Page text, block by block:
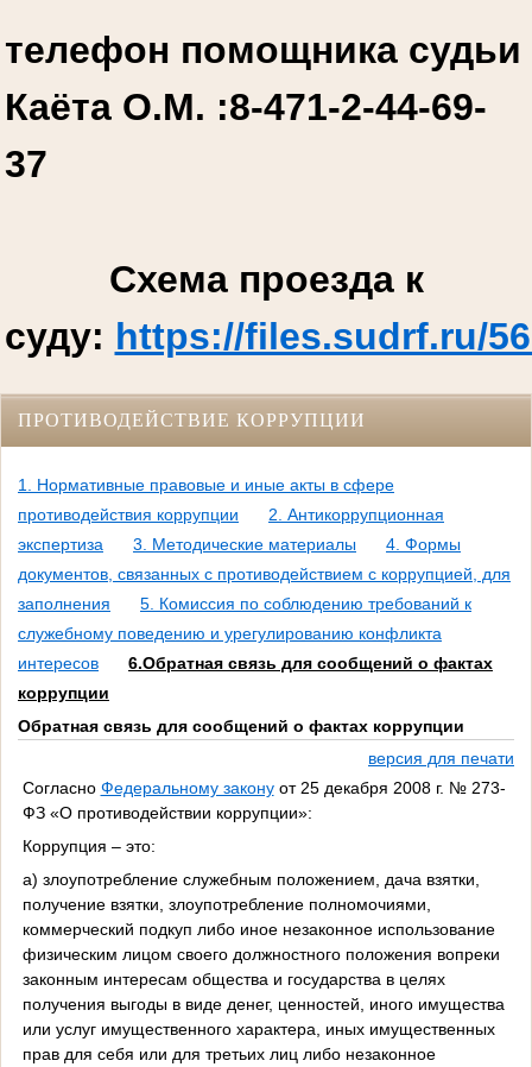
телефон помощника судьи
Каёта О.М. :8-471-2-44-69-
37
Схема проезда к
суду: https://files.sudrf.ru/
ПРОТИВОДЕЙСТВИЕ КОРРУПЦИИ
1. Нормативные правовые и иные акты в сфере
противодействия коррупции
2. Антикоррупционная
экспертиза
3. Методические материалы
4. Формы
документов, связанных с противодействием с коррупцией, для
заполнения
5. Комиссия по соблюдению требований к
служебному поведению и урегулированию конфликта
интересов
6.Обратная связь для сообщений о фактах
коррупции
Обратная связь для сообщений о фактах коррупции
версия для печати
Согласно Федеральному законуот 25 декабря 2008 г. № 273-
ФЗ «О противодействии коррупции»:
Коррупция – это:
а) злоупотребление служебным положением, дача взятки,
получение взятки, злоупотребление полномочиями,
коммерческий подкуп либо иное незаконное использование
физическим лицом своего должностного положения вопреки
законным интересам общества и государства в целях
получения выгоды в виде денег, ценностей, иного имущества
или услуг имущественного характера, иных имущественных
прав для себя или для третьих лиц либо незаконное